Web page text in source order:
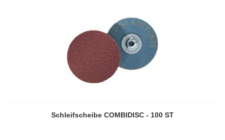
Schleifscheibe COMBIDISC - 100 ST